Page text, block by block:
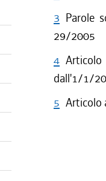
dal 06/
dal 16/
dal 30/
dal 01/
dal 13/
dal 27/
3 Parole
29/2005
4
dall'1/1/
5 Articolo